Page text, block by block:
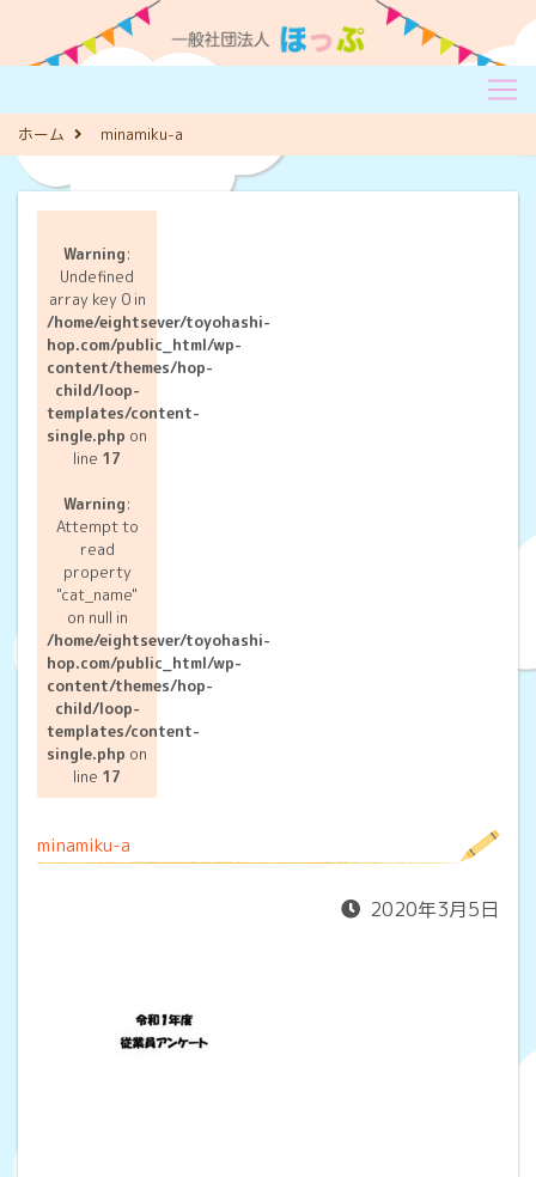
ホーム minamiku-a
Warning:
Undefined
array key 0 in
/home/eightsever/toyohashi-
hop.com/public_html/wp-
content/themes/hop-
child/loop-
templates/content-
single.php on
line 17
Warning:
Attempt to
read
property
"cat_name"
on null in
/home/eightsever/toyohashi-
hop.com/public_html/wp-
content/themes/hop-
child/loop-
templates/content-
single.php on
line 17
minamiku-a
2020年3月5日